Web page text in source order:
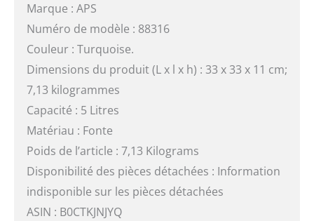
Marque : APS
Numéro de modèle : 88316
Couleur : Turquoise.
Dimensions du produit (L x l x h) : 33 x 33 x 11 cm;
7,13 kilogrammes
Capacité : 5 Litres
Matériau : Fonte
Poids de l’article : 7,13 Kilograms
Disponibilité des pièces détachées : Information
indisponible sur les pièces détachées
ASIN : B0CTKJNJYQ